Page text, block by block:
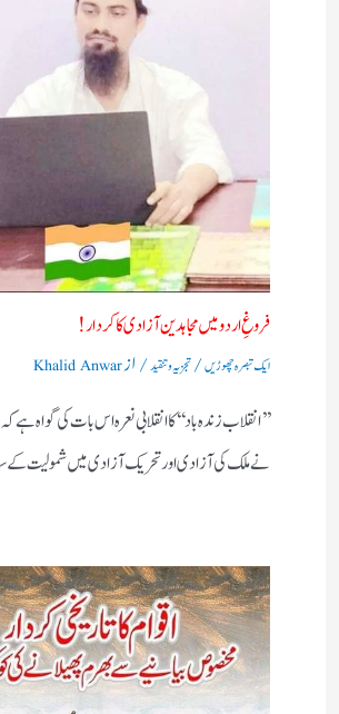
فروغِ اردو میں مجاہدین آزادی کا کردار!
ایک تبصرہ چھوڑیں/تجزیہ و تنقید/ ازKhalid Anwar
’’انقلاب زندہ باد‘‘کا انقلابی نعرہ اس بات کی گواہ ہے
نے ملک کی آزادی اور تحریک آزادی میں شمولیت